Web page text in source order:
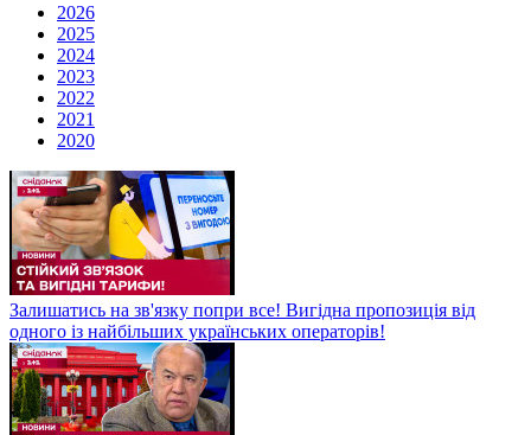
2026
2025
2024
2023
2022
2021
2020
Залишатись на зв'язку попри все! Вигідна пропозиція від
одного із найбільших українських операторів!